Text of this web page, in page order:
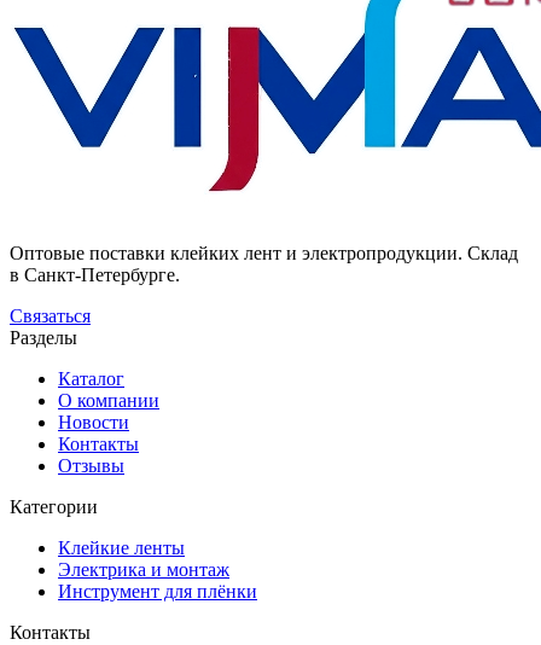
Оптовые поставки клейких лент и электропродукции. Склад
в Санкт-Петербурге.
Связаться
Разделы
Каталог
О компании
Новости
Контакты
Отзывы
Категории
Клейкие ленты
Электрика и монтаж
Инструмент для плёнки
Контакты